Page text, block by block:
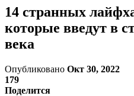
14 странных
которые введут в
века
Опубликовано Окт 30, 2022
179
Поделится